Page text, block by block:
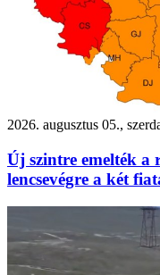
2026. augusztus 05.,
Új szintre emelték a
lencsevégre a két